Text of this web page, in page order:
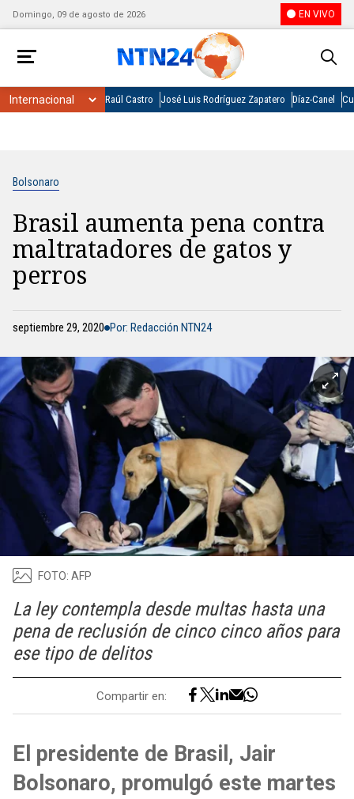
Domingo, 09 de agosto de 2026 EN VIVO
Raúl Castro José Luis Rodríguez Zapatero Díaz-Canel
Bolsonaro
Brasil aumenta pena contra
maltratadores de gatos y
perros
septiembre 29, 2020 Por: Redacción NTN24
FOTO: AFP
La ley contempla desde multas hasta una
pena de reclusión de cinco cinco años para
ese tipo de delitos
Compartir en:
El presidente de Brasil, Jair
Bolsonaro, promulgó este martes